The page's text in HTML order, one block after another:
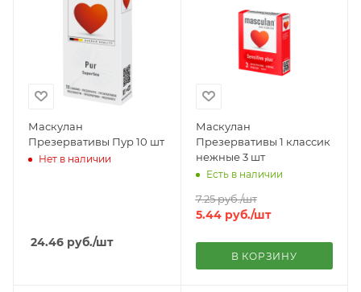
Маскулан
Презервативы Пур 10 шт
Нет в наличии
24.46 руб./шт
Маскулан
Презервативы 1 классик
нежные 3 шт
Есть в наличии
7.25руб./шт
5.44руб./шт
В КОРЗИНУ